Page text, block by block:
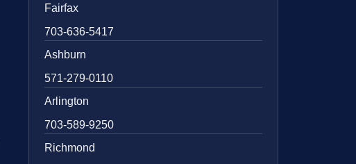
Fairfax
703-636-5417
Ashburn
571-279-0110
Arlington
703-589-9250
Richmond